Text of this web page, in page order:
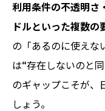
利用条件の不透明さ
ドルといった複数の
の「あるのに使えな
は“存在しないのと
のギャップこそが、
しょう。